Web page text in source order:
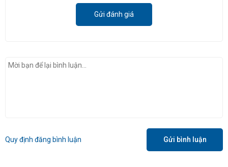
Gửi đánh giá
Quy định đăng bình luận Gửi bình luận